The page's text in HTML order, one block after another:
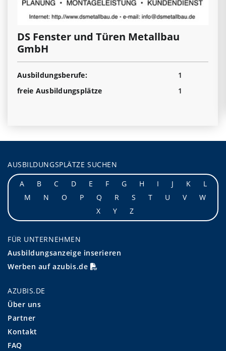
DS Fenster und Türen Metallbau
GmbH
Ausbildungsberufe:
1
freie Ausbildungsplätze
1
AUSBILDUNGSPLÄTZE SUCHEN
A
B C D E F G H I J K
L
M
N O P Q R S T U V
W
X
Y Z
FÜR UNTERNEHMEN
Ausbildungsanzeige inserieren
Werben auf azubis.de
AZUBIS.DE
Über uns
Partner
Kontakt
FAQ